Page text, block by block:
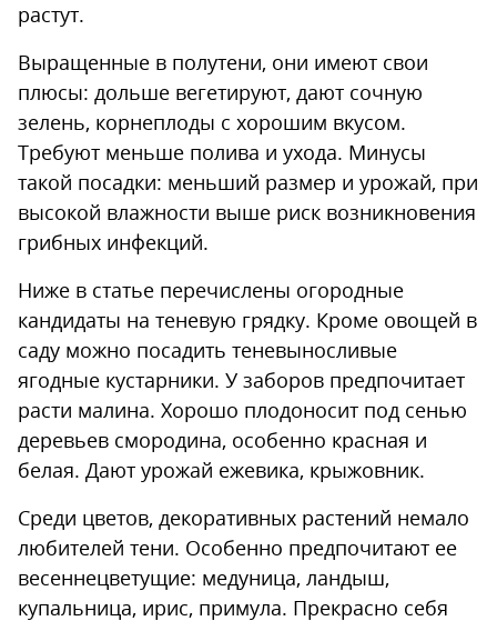
растут.
Выращенные в полутени, они имеют свои
плюсы: дольше вегетируют, дают сочную
зелень, корнеплоды с хорошим вкусом.
Требуют меньше полива и ухода. Минусы
такой посадки: меньший размер и урожай, при
высокой влажности выше риск возникновения
грибных инфекций.
Ниже в статье перечислены огородные
кандидаты на теневую грядку. Кроме овощей в
саду можно посадить теневыносливые
ягодные кустарники. У заборов предпочитает
расти малина. Хорошо плодоносит под сенью
деревьев смородина, особенно красная и
белая. Дают урожай ежевика, крыжовник.
Среди цветов, декоративных растений немало
любителей тени. Особенно предпочитают ее
весеннецветущие: медуница, ландыш,
купальница, ирис, примула. Прекрасно себя